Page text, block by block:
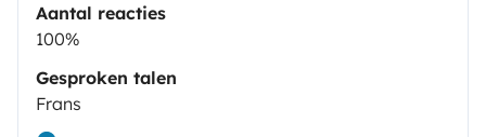
Aantal reacties
100%
Gesproken talen
Frans